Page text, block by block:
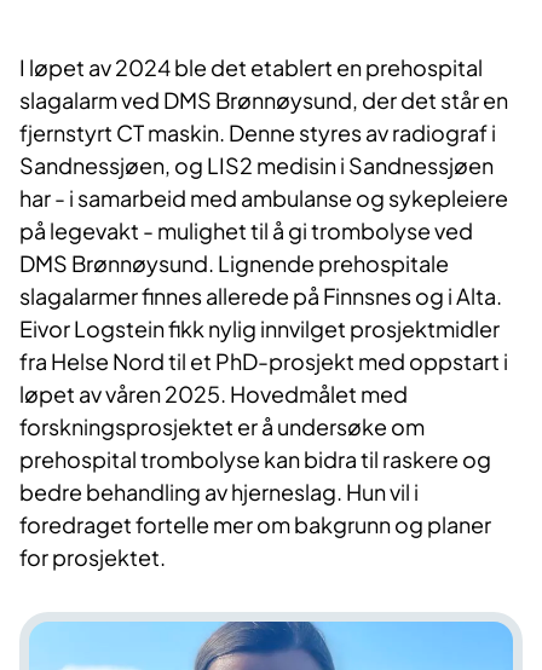
I løpet av 2024 ble det etablert en prehospital
slagalarm ved DMS Brønnøysund, der det står en
fjernstyrt CT maskin. Denne styres av radiograf i
Sandnessjøen, og LIS2 medisin i Sandnessjøen
har - i samarbeid med ambulanse og sykepleiere
på legevakt - mulighet til å gi trombolyse ved
DMS Brønnøysund. Lignende prehospitale
slagalarmer finnes allerede på Finnsnes og i Alta.
Eivor Logstein fikk nylig innvilget prosjektmidler
fra Helse Nord til et PhD-prosjekt med oppstart i
løpet av våren 2025. Hovedmålet med
forskningsprosjektet er å undersøke om
prehospital trombolyse kan bidra til raskere og
bedre behandling av hjerneslag. Hun vil i
foredraget fortelle mer om bakgrunn og planer
for prosjektet.